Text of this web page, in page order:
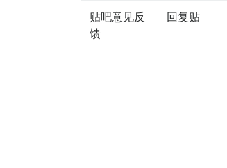
贴吧意见反
馈
回复贴